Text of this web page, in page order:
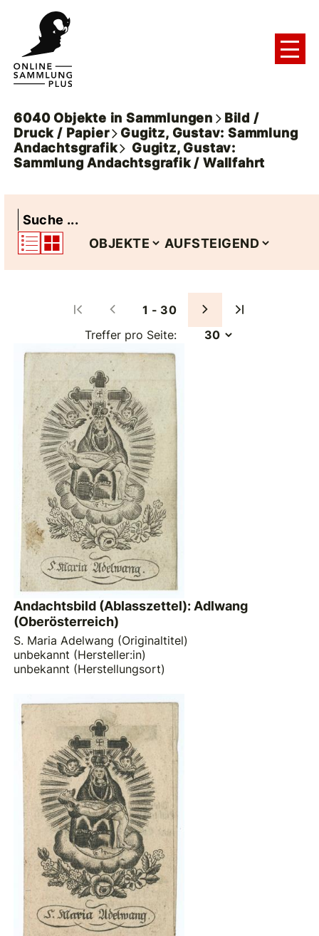
6040Objekte in Sammlungen
Bild /
Druck / Papier
Gugitz, Gustav: Sammlung
Andachtsgrafik
Gugitz, Gustav:
Sammlung Andachtsgrafik / Wallfahrt
1 - 30
Treffer pro Seite:
Andachtsbild (Ablasszettel): Adlwang
(Oberösterreich)
S. Maria Adelwang (Originaltitel)
unbekannt (Hersteller:in)
unbekannt (Herstellungsort)